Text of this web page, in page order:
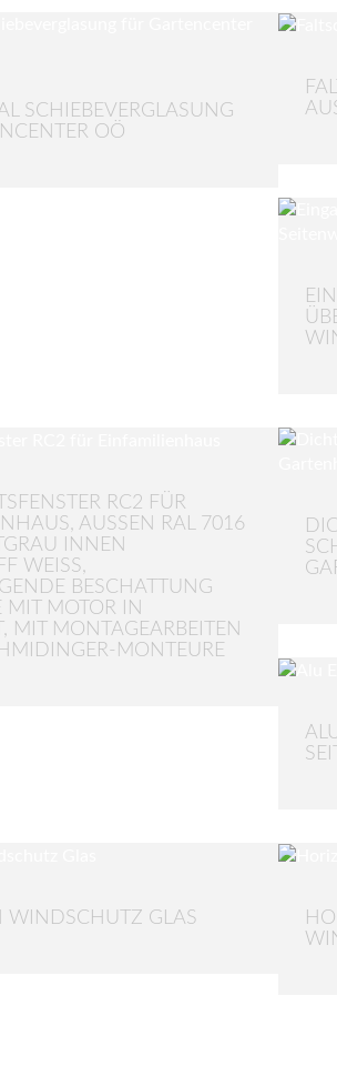
SCHIEBEVERGLASUNG
OÖ
RC2 FÜR
AUSSEN RAL 7016 A
INNEN K
AU
BESCHATTUNG RAF
MOTOR IN ANT
MONTAGEARBEITEN DUR
MONTEURE
WINDSCHUTZ GLAS